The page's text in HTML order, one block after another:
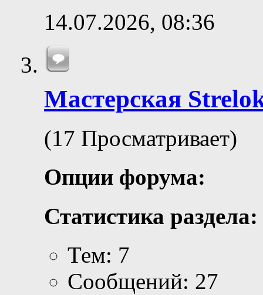
14.07.2026, 08:36
Мастерская
(17 Просматривает)
Опции форума:
Статистика раздела:
Тем: 7
Сообщений: 27